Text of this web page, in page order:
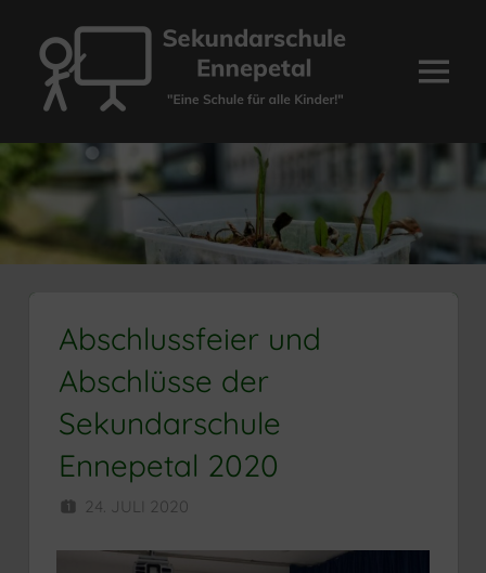
Inhalt
springen
Sekundarschule
Ennepetal
Menü
Abschlussfeier und
Abschlüsse der
Sekundarschule
Ennepetal 2020
24. JULI 2020